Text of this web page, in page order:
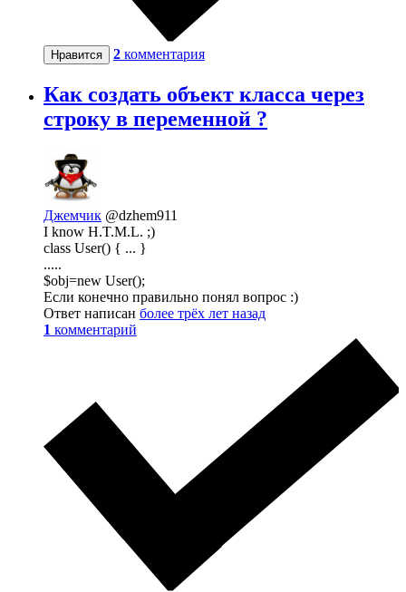
Нравится 2 комментария
Как создать объект класса через
строку в переменной ?
Джемчик @dzhem911
I know H.T.M.L. ;)
class User() { ... }
.....
$obj=new User();
Если конечно правильно понял вопрос :)
Ответ написан более трёх лет назад
1 комментарий